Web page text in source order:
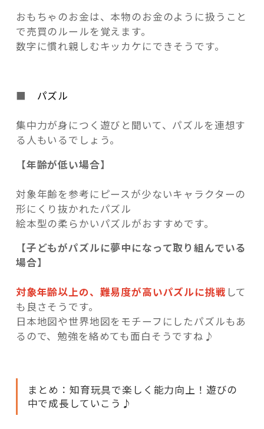
おもちゃのお金は、本物のお金のように扱うこと
で売買のルールを覚えます。
数字に慣れ親しむキッカケにできそうです。
■ パズル
集中力が身につく遊びと聞いて、パズルを連想す
る人もいるでしょう。
【年齢が低い場合】
対象年齢を参考にピースが少ないキャラクターの
形にくり抜かれたパズル
絵本型の柔らかいパズルがおすすめです。
【子どもがパズルに夢中になって取り組んでいる
場合】
対象年齢以上の、難易度が高いパズルに挑戦 して
も良さそうです。
日本地図や世界地図をモチーフにしたパズルもあ
るので、勉強を絡めても面白そうですね♪
まとめ：知育玩具で楽しく能力向上！遊びの
中で成長していこう♪